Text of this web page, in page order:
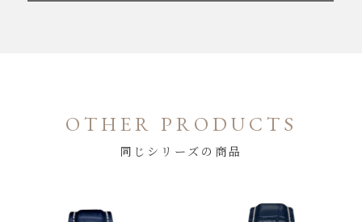
OTHER PRODUCTS
同じシリーズの商品